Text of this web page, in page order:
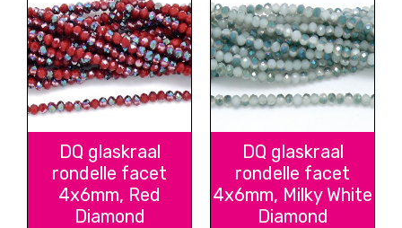
DQ glaskraal
rondelle facet
4x6mm, Red
Diamond
DQ glaskraal
rondelle facet
4x6mm, Milky White
Diamond